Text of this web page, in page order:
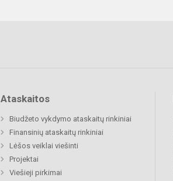
Ataskaitos
Biudžeto vykdymo ataskaitų rinkiniai
Finansinių ataskaitų rinkiniai
Lėšos veiklai viešinti
Projektai
Viešieji pirkimai